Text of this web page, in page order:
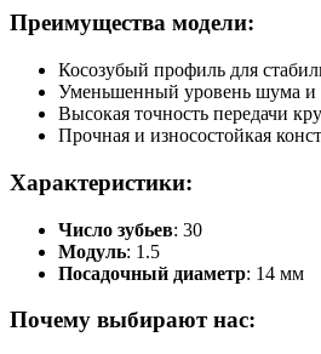
Преимущества модели:
Косозубый профиль для
Уменьшенный уровень шума и
Высокая точность передачи
Прочная и износостойкая
Характеристики:
Число зубьев: 30
Модуль: 1.5
Посадочный диаметр: 14 мм
Почему выбирают нас: